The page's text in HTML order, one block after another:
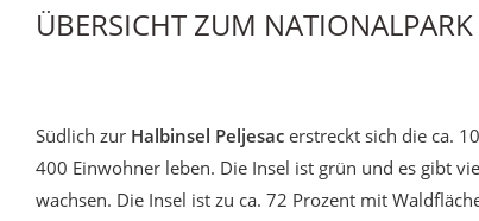
ÜBERSICHT ZUM NATIONALPARK
Südlich zur Halbinsel Peljesac erstreckt sich die ca.
400 Einwohner leben. Die Insel ist grün und es gibt
wachsen. Die Insel ist zu ca. 72 Prozent mit